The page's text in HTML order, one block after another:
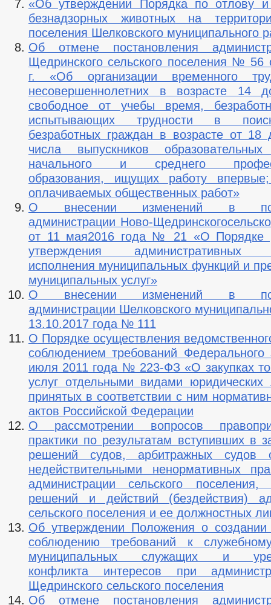
«Об утверждении Порядка по отлову
безнадзорных животных на
поселения Шелковского муниципального
Об отмене постановления
Щедринского сельского поселения № 56
г. «Об организации временного
несовершеннолетних в возрасте
свободное от учебы время,
испытывающих трудности в
безработных граждан в возрасте от
числа выпускников
начального и среднего
образования, ищущих работу
оплачиваемых общественных работ»
О внесении изменений в
администрации Ново-
от 11 мая2016 года № 21 «О Порядке
утверждения административных
исполнения муниципальных функций и
муниципальных услуг»
О внесении изменений в
администрации Шелковского
13.10.2017 года № 111
О Порядке осуществления
соблюдением требований Федерального
июля 2011 года № 223-ФЗ «О закупках
услуг отдельными видами
принятых в соответствии с ним
актов Российской Федерации
О рассмотрении вопросов
практики по результатам вступивших в
решений судов, арбитражных судов
недействительными ненормативных
администрации сельского поселения,
решений и действий (бездействия)
сельского поселения и ее должностных
Об утверждении Положения о создании
соблюдению требований к
муниципальных служащих и
конфликта интересов при
Щедринского сельского поселения
Об отмене постановления